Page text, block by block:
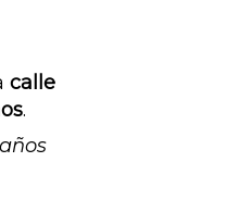
calle
.